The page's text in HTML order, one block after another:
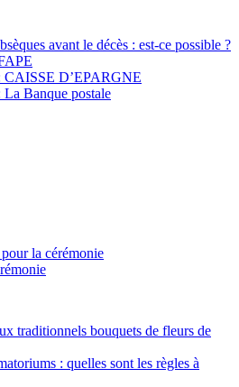
avant le décès : est-ce possible ?
CAISSE D’EPARGNE
La Banque postale
la cérémonie
traditionnels bouquets de fleurs de
: quelles sont les règles à